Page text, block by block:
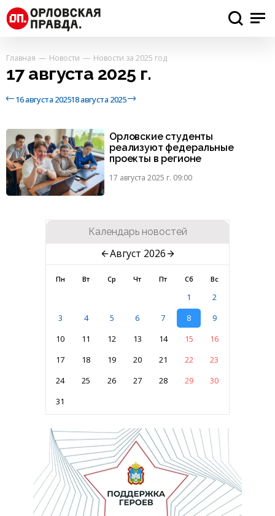
Главная Новости Новости за 2025 год
17 августа 2025 г.
16 августа 202518 августа 2025
Орловские студенты
реализуют федеральные
проекты в регионе
17 августа 2025 г. 09:00
Календарь новостей
Август 2026
Пн Вт Ср Чт Пт Сб Вс
1
2
3
4 5 6 7 8
9
10
11 12 13 14 15
16
17
18 19 20 21 22
23
24
25 26 27 28 29
30
31